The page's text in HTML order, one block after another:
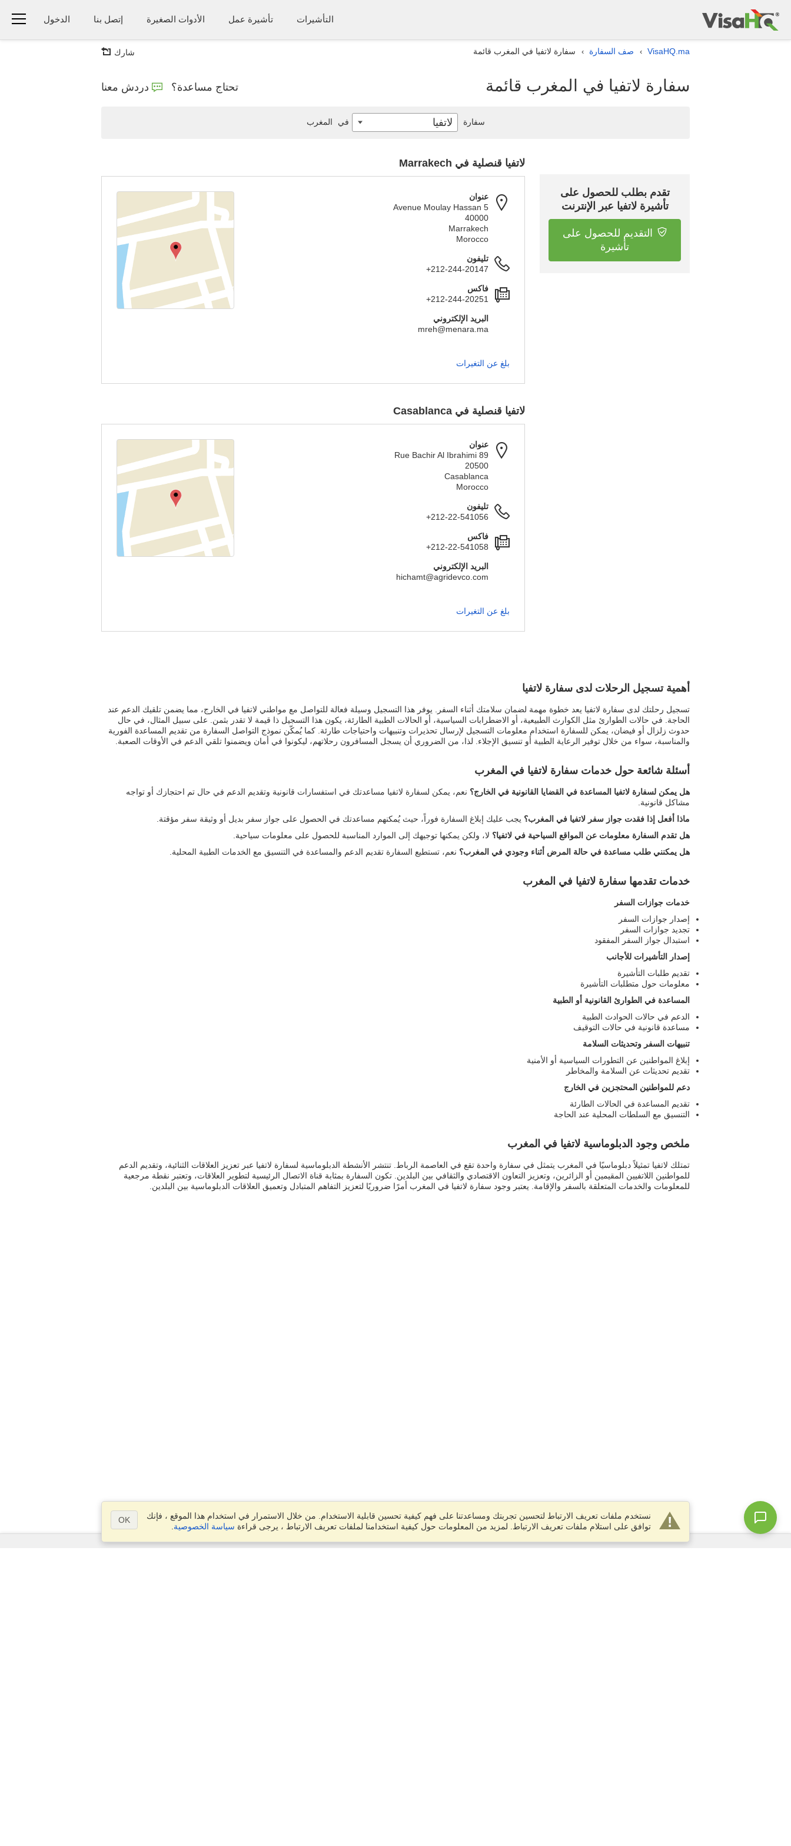
التأشيرات تأشيرة عمل الأدوات الصغيرة إتصل بنا الدخول
VisaHQ.ma
› صف السفارة › سفارة لاتفيا في المغرب قائمة شارك
سفارة لاتفيا في المغرب قائمة تحتاج مساعدة؟ دردش معنا
أهمية تسجيل الرحلات لدى سفارة لاتفيا
تسجيل رحلتك لدى سفارة لاتفيا يعد خطوة مهمة لضمان سلامتك أثناء السفر. يوفر هذا التسجيل وسيلة فعالة للتواصل مع مواطني لاتفيا في الخارج، مما يضمن تلقيك الدعم عند
الحاجة. في حالات الطوارئ مثل الكوارث الطبيعية، أو الاضطرابات السياسية، أو الحالات الطبية الطارئة، يكون هذا التسجيل ذا قيمة لا تقدر بثمن. على سبيل المثال، في حال
حدوث زلزال أو فيضان، يمكن للسفارة استخدام معلومات التسجيل لإرسال تحذيرات وتنبيهات واحتياجات طارئة. كما يُمكّن نموذج التواصل السفارة من تقديم المساعدة الفورية
والمناسبة، سواء من خلال توفير الرعاية الطبية أو تنسيق الإجلاء. لذا، من الضروري أن يسجل المسافرون رحلاتهم، ليكونوا في أمان ويضمنوا تلقي الدعم في الأوقات الصعبة.
أسئلة شائعة حول خدمات سفارة لاتفيا في المغرب
هل يمكن لسفارة لاتفيا المساعدة في القضايا القانونية في الخارج؟ نعم، يمكن لسفارة لاتفيا مساعدتك في استفسارات قانونية وتقديم الدعم في حال تم احتجازك أو تواجه
مشاكل قانونية.
ماذا أفعل إذا فقدت جواز سفر لاتفيا في المغرب؟ يجب عليك إبلاغ السفارة فوراً، حيث يُمكنهم مساعدتك في الحصول على جواز سفر بديل أو وثيقة سفر مؤقتة.
هل تقدم السفارة معلومات عن المواقع السياحية في لاتفيا؟ لا، ولكن يمكنها توجيهك إلى الموارد المناسبة للحصول على معلومات سياحية.
هل يمكنني طلب مساعدة في حالة المرض أثناء وجودي في المغرب؟ نعم، تستطيع السفارة تقديم الدعم والمساعدة في التنسيق مع الخدمات الطبية المحلية.
خدمات تقدمها سفارة لاتفيا في المغرب
خدمات جوازات السفر
إصدار جوازات السفر
تجديد جوازات السفر
استبدال جواز السفر المفقود
إصدار التأشيرات للأجانب
تقديم طلبات التأشيرة
معلومات حول متطلبات التأشيرة
المساعدة في الطوارئ القانونية أو الطبية
الدعم في حالات الحوادث الطبية
مساعدة قانونية في حالات التوقيف
تنبيهات السفر وتحديثات السلامة
إبلاغ المواطنين عن التطورات السياسية أو الأمنية
تقديم تحديثات عن السلامة والمخاطر
دعم للمواطنين المحتجزين في الخارج
تقديم المساعدة في الحالات الطارئة
التنسيق مع السلطات المحلية عند الحاجة
ملخص وجود الدبلوماسية لاتفيا في المغرب
تمتلك لاتفيا تمثيلاً دبلوماسيًا في المغرب يتمثل في سفارة واحدة تقع في العاصمة الرباط. تنتشر الأنشطة الدبلوماسية لسفارة لاتفيا عبر تعزيز العلاقات الثنائية، وتقديم الدعم
للمواطنين اللاتفيين المقيمين أو الزائرين، وتعزيز التعاون الاقتصادي والثقافي بين البلدين. تكون السفارة بمثابة قناة الاتصال الرئيسية لتطوير العلاقات، وتعتبر نقطة مرجعية
للمعلومات والخدمات المتعلقة بالسفر والإقامة. يعتبر وجود سفارة لاتفيا في المغرب أمرًا ضروريًا لتعزيز التفاهم المتبادل وتعميق العلاقات الدبلوماسية بين البلدين.
تقدم بطلب للحصول على
تأشيرة لاتفيا عبر الإنترنت
التقديم للحصول على
تأشيرة
لاتفيا قنصلية في Marrakech
عنوان
5 Avenue Moulay Hassan
40000
Marrakech
Morocco
تليفون
+212-244-20147
فاكس
+212-244-20251
البريد الإلكتروني
mreh@menara.ma
بلغ عن التغيرات
لاتفيا قنصلية في Casablanca
عنوان
89 Rue Bachir Al Ibrahimi
20500
Casablanca
Morocco
تليفون
+212-22-541056
فاكس
+212-22-541058
البريد الإلكتروني
hichamt@agridevco.com
بلغ عن التغيرات
سفارة لاتفيا في المغرب
نستخدم ملفات تعريف الارتباط لتحسين تجربتك ومساعدتنا على فهم كيفية تحسين قابلية الاستخدام. من خلال الاستمرار في استخدام هذا الموقع ، فإنك
توافق على استلام ملفات تعريف الارتباط. لمزيد من المعلومات حول كيفية استخدامنا لملفات تعريف الارتباط ، يرجى قراءة سياسة الخصوصية
OK